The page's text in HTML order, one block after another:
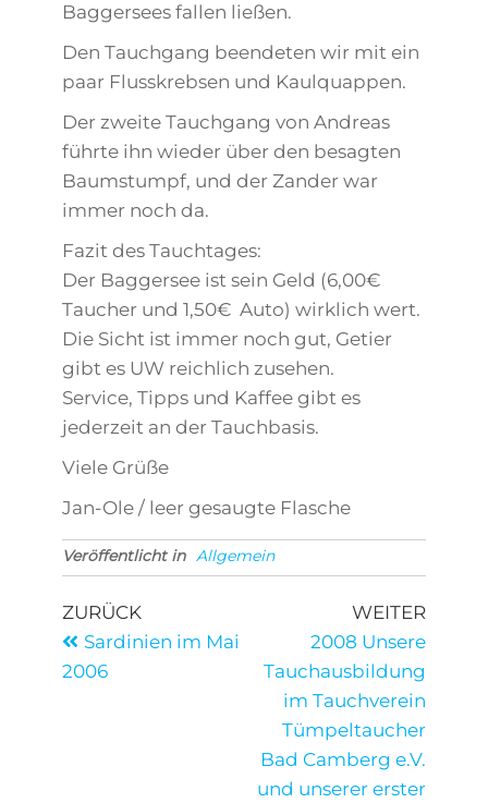
Baggersees fallen ließen.
Den Tauchgang beendeten wir mit ein
paar Flusskrebsen und Kaulquappen.
Der zweite Tauchgang von Andreas
führte ihn wieder über den besagten
Baumstumpf, und der Zander war
immer noch da.
Fazit des Tauchtages:
Der Baggersee ist sein Geld (6,00€
Taucher und 1,50€ Auto) wirklich wert.
Die Sicht ist immer noch gut, Getier
gibt es UW reichlich zusehen.
Service, Tipps und Kaffee gibt es
jederzeit an der Tauchbasis.
Viele Grüße
Jan-Ole / leer gesaugte Flasche
Veröffentlicht in Allgemein
ZURÜCK
Sardinien im Mai
2006
WEITER
2008 Unsere
Tauchausbildung
im Tauchverein
Tümpeltaucher
Bad Camberg e.V.
und unserer erster